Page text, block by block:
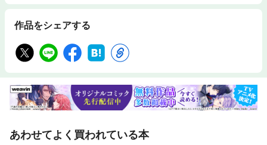
作品をシェアする
あわせてよく買われている本